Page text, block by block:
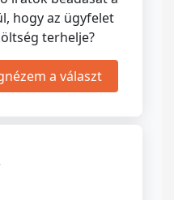
hogy az ügyfelet
terhelje?
a választ